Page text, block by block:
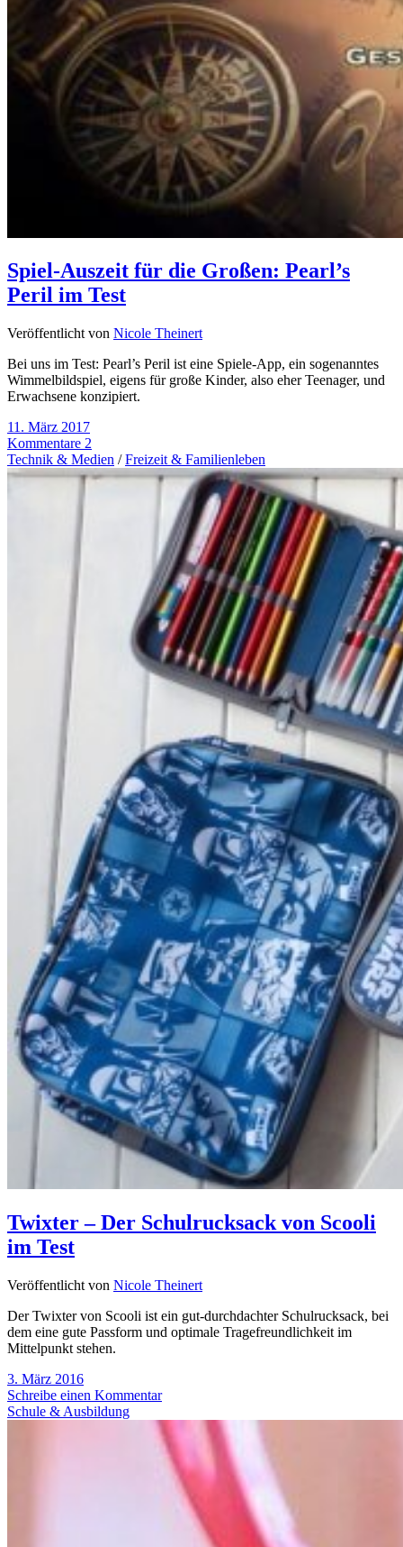
Spiel-Auszeit für die Großen: Pearl’s
Peril im Test
Veröffentlicht von Nicole Theinert
Bei uns im Test: Pearl’s Peril ist eine Spiele-App, ein sogenanntes
Wimmelbildspiel, eigens für große Kinder, also eher Teenager, und
Erwachsene konzipiert.
11. März 2017
Kommentare 2
Technik & Medien /Freizeit & Familienleben
Twixter – Der Schulrucksack von Scooli
im Test
Veröffentlicht von Nicole Theinert
Der Twixter von Scooli ist ein gut-durchdachter Schulrucksack, bei
dem eine gute Passform und optimale Tragefreundlichkeit im
Mittelpunkt stehen.
3. März 2016
Schreibe einen Kommentar
Schule & Ausbildung